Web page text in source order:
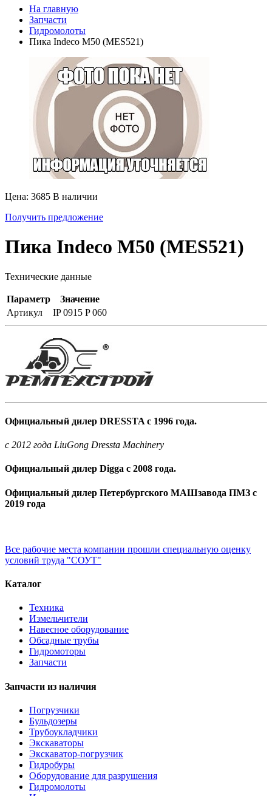
На главную
Запчасти
Гидромолоты
Пика Indeco M50 (MES521)
Цена: 3685 В наличии
Получить предложение
Пика Indeco M50 (MES521)
Технические данные
Параметр
Значение
Артикул
IP 0915 P 060
Официальный дилер DRESSTA с 1996 года.
c 2012 года LiuGong Dressta Machinery
Официальный дилер Digga с 2008 года.
Официальный дилер Петербургского МАШзавода ПМЗ с
2019 года
Все рабочие места компании прошли специальную оценку
условий труда "СОУТ"
Каталог
Техника
Измельчители
Навесное оборудование
Обсадные трубы
Гидромоторы
Запчасти
Запчасти из наличия
Погрузчики
Бульдозеры
Трубоукладчики
Экскаваторы
Экскаватор-погрузчик
Гидробуры
Оборудование для разрушения
Гидромолоты